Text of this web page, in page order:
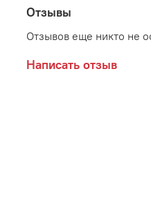
Дополнительно
комплект не входят
Отзывы
Отзывов еще никто не
Написать отзыв